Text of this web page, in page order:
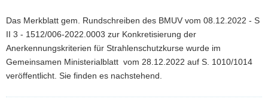
Das Merkblatt gem. Rundschreiben des BMUV vom 08.12.2022 - S
II 3 - 1512/006-2022.0003 zur Konkretisierung der
Anerkennungskriterien für Strahlenschutzkurse wurde im
Gemeinsamen Ministerialblatt vom 28.12.2022 auf S. 1010/1014
veröffentlicht. Sie finden es nachstehend.